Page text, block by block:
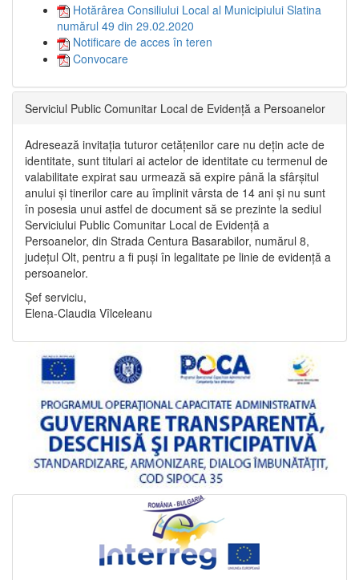
Hotărârea Consiliului Local al Municipiului Slatina
numărul 49 din 29.02.2020
Notificare de acces în teren
Convocare
Serviciul Public Comunitar Local de Evidență a Persoanelor
Adresează invitația tuturor cetățenilor care nu dețin acte de
identitate, sunt titulari ai actelor de identitate cu termenul de
valabilitate expirat sau urmează să expire până la sfârșitul
anului și tinerilor care au împlinit vârsta de 14 ani și nu sunt
în posesia unui astfel de document să se prezinte la sediul
Serviciului Public Comunitar Local de Evidență a
Persoanelor, din Strada Centura Basarabilor, numărul 8,
județul Olt, pentru a fi puși în legalitate pe linie de evidență a
persoanelor.
Șef serviciu,
Elena-Claudia Vîlceleanu